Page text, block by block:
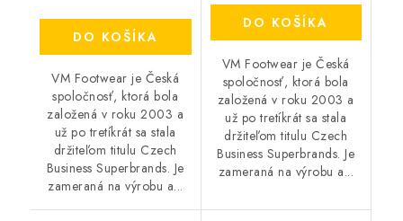
DO KOŠÍKA
VM Footwear je Česká
spoločnosť, ktorá bola
založená v roku 2003 a
už po tretíkrát sa stala
držiteľom titulu Czech
Business Superbrands. Je
zameraná na výrobu a...
DO KOŠÍKA
VM Footwear je Česká
spoločnosť, ktorá bola
založená v roku 2003 a
už po tretíkrát sa stala
držiteľom titulu Czech
Business Superbrands. Je
zameraná na výrobu a...